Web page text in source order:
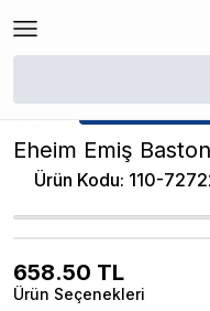
/
★ Atakan
Eheim Emiş
Ürün Kodu: 110-
658.50 TL
Ürün Seçenekleri